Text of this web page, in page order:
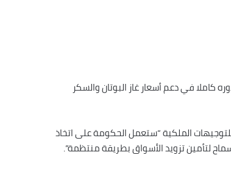
كاملا في دعم أسعار غاز البوتان والسكر
للتوجيهات الملكية “ستعمل الحكومة على اتخاذ
لتأمين تزويد الأسواق بطريقة منتظمة”.